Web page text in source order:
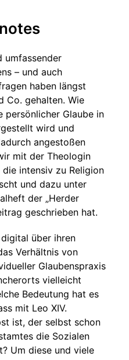
umfassender
– und auch
haben längst
Co. gehalten. Wie
persönlicher Glaube in
wird und
angestoßen
mit der Theologin
intensiv zu Religion
und dazu unter
der „Herder
geschrieben hat.
über ihren
Verhältnis von
Glaubenspraxis
vielleicht
Bedeutung hat es
mit Leo XIV.
ist, der selbst schon
die Sozialen
Um diese und viele